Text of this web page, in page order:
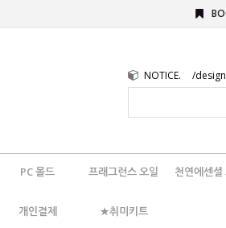
NOTICE.
PC 몰드 프래그런스 오일 천연에센셜
개인결제 ★취미키트